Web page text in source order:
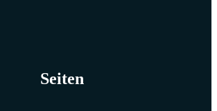
Seiten